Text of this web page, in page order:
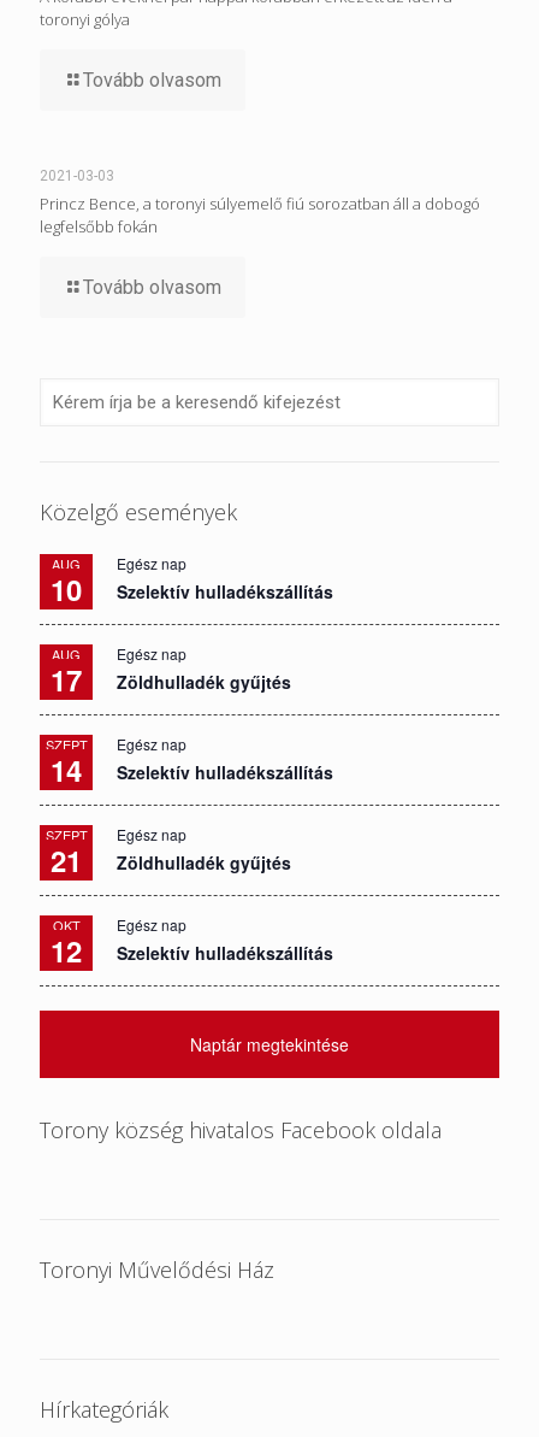
toronyi gólya
Tovább olvasom
2021-03-03
Princz Bence, a toronyi súlyemelő fiú sorozatban áll a dobogó
legfelsőbb fokán
Tovább olvasom
Közelgő események
AUG
10
Egész nap
Szelektív hulladékszállítás
AUG
17
Egész nap
Zöldhulladék gyűjtés
SZEPT
14
Egész nap
Szelektív hulladékszállítás
SZEPT
21
Egész nap
Zöldhulladék gyűjtés
OKT
12
Egész nap
Szelektív hulladékszállítás
Naptár megtekintése
Torony község hivatalos Facebook oldala
Toronyi Művelődési Ház
Hírkategóriák